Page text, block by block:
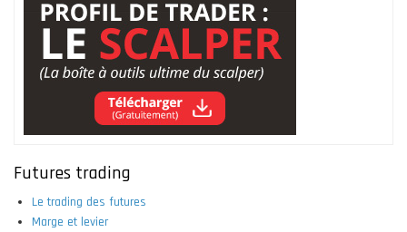
Futures trading
Le trading des futures
Marge et levier